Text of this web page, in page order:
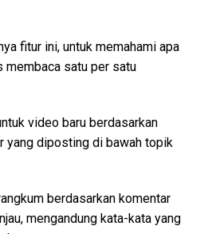
fitur ini, untuk memahami apa
membaca satu per satu
video baru berdasarkan
yang diposting di bawah topik
berdasarkan komentar
mengandung kata-kata yang